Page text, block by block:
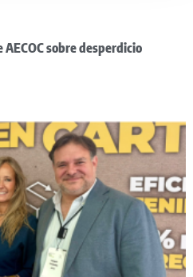
sobre desperdicio